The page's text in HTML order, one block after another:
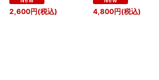
2,600円(税込) 4,800円(税込)